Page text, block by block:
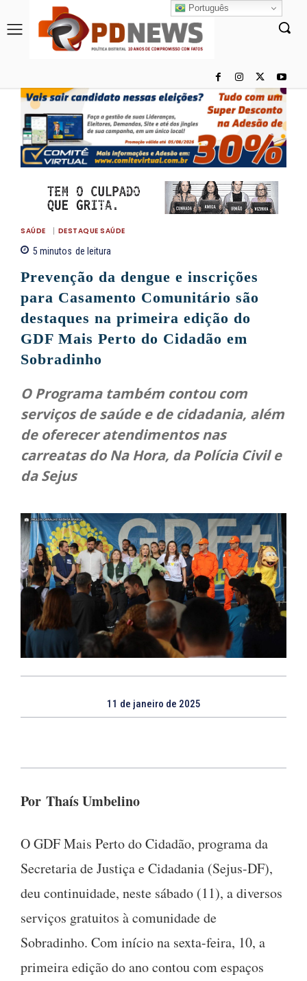
SAÚDE DESTAQUE SAÚDE
5 minutos de leitura
Prevenção da dengue e inscrições
para Casamento Comunitário são
destaques na primeira edição do
GDF Mais Perto do Cidadão em
Sobradinho
O Programa também contou com
serviços de saúde e de cidadania, além
de oferecer atendimentos nas
carreatas do Na Hora, da Polícia Civil e
da Sejus
11 de janeiro de 2025
Por Thaís Umbelino
O GDF Mais Perto do Cidadão, programa da
Secretaria de Justiça e Cidadania (Sejus-DF),
deu continuidade, neste sábado (11), a diversos
serviços gratuitos à comunidade de
Sobradinho. Com início na sexta-feira, 10, a
primeira edição do ano contou com espaços
Português